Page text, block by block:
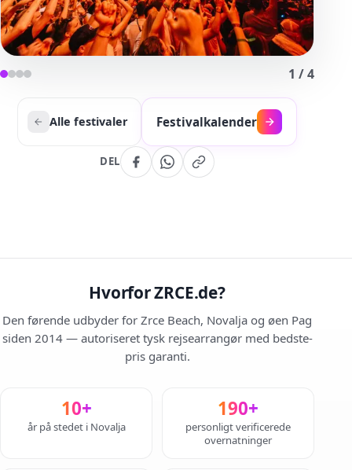
1 /4
Alle festivaler Festivalkalender
DEL
Hvorfor ZRCE.de?
Den førende udbyder for Zrce Beach, Novalja og øen Pag
siden 2014 — autoriseret tysk rejsearrangør med bedste-
pris garanti.
10+
år på stedet i Novalja
190+
personligt verificerede
overnatninger